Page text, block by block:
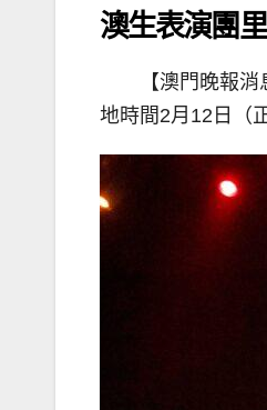
澳生表演團
【澳門晚報
地時間2月12日（